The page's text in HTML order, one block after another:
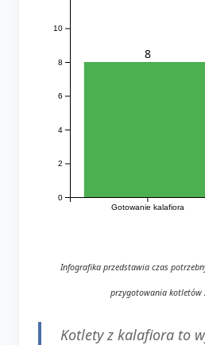
Gotowanie kalafiora
0
2
4
6
8
10
8
Infografika przedstawia czas
przygotowania kotletów
Kotlety z kalafiora to